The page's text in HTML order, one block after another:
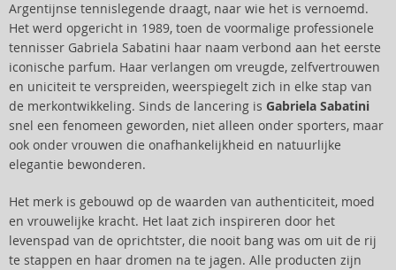
Argentijnse tennislegende draagt, naar wie het is vernoemd.
Het werd opgericht in 1989, toen de voormalige professionele
tennisser Gabriela Sabatini haar naam verbond aan het eerste
iconische parfum. Haar verlangen om vreugde, zelfvertrouwen
en uniciteit te verspreiden, weerspiegelt zich in elke stap van
de merkontwikkeling. Sinds de lancering is Gabriela Sabatini
snel een fenomeen geworden, niet alleen onder sporters, maar
ook onder vrouwen die onafhankelijkheid en natuurlijke
elegantie bewonderen.
Het merk is gebouwd op de waarden van authenticiteit, moed
en vrouwelijke kracht. Het laat zich inspireren door het
levenspad van de oprichtster, die nooit bang was om uit de rij
te stappen en haar dromen na te jagen. Alle producten zijn